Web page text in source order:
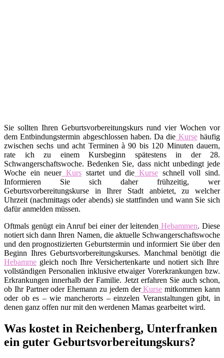
Sie sollten Ihren Geburtsvorbereitungskurs rund vier Wochen vor
dem Entbindungstermin abgeschlossen haben. Da die Kursehäufig
zwischen sechs und acht Terminen à 90 bis 120 Minuten dauern,
rate ich zu einem Kursbeginn spätestens in der 28.
Schwangerschaftswoche. Bedenken Sie, dass nicht unbedingt jede
Woche ein neuerKurs startet und die Kurseschnell voll sind.
Informieren Sie sich daher frühzeitig, wer
Geburtsvorbereitungskurse in Ihrer Stadt anbietet, zu welcher
Uhrzeit (nachmittags oder abends) sie stattfinden und wann Sie sich
dafür anmelden müssen.
Oftmals genügt ein Anruf bei einer der leitenden Hebammen. Diese
notiert sich dann Ihren Namen, die aktuelle Schwangerschaftswoche
und den prognostizierten Geburtstermin und informiert Sie über den
Beginn Ihres Geburtsvorbereitungskurses. Manchmal benötigt die
Hebamme gleich noch Ihre Versichertenkarte und notiert sich Ihre
vollständigen Personalien inklusive etwaiger Vorerkrankungen bzw.
Erkrankungen innerhalb der Familie. Jetzt erfahren Sie auch schon,
ob Ihr Partner oder Ehemann zu jedem derKurse mitkommen kann
oder ob es – wie mancherorts – einzelen Veranstaltungen gibt, in
denen ganz offen nur mit den werdenen Mamas gearbeitet wird.
Was kostet in Reichenberg, Unterfranken
ein guter Geburtsvorbereitungskurs?